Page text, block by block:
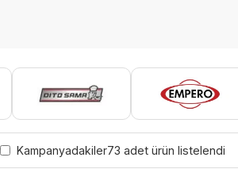
Kampanyadakiler73 adet ürün listelendi